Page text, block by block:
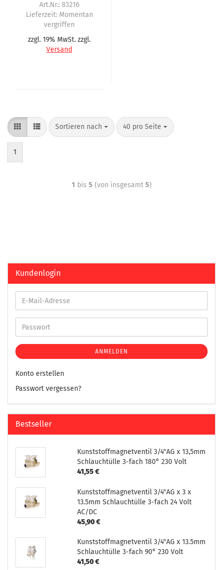
Art.Nr.: 83216
Lieferzeit: Momentan
vergriffen
zzgl. 19% MwSt. zzgl.
Versand
Sortieren nach 40 pro Seite
1
1 bis 5 (von insgesamt 5)
Kundenlogin
ANMELDEN
Konto erstellen
Passwort vergessen?
Bestseller
Kunststoffmagnetventil 3/4"AG x 13,5mm
Schlauchtülle 3-fach 180° 230 Volt
41,55 €
Kunststoffmagnetventil 3/4"AG x 3 x
13.5mm Schlauchtülle 3-fach 24 Volt
AC/DC
45,90 €
Kunststoffmagnetventil 3/4"AG x 13.5mm
Schlauchtülle 3-fach 90° 230 Volt
41,50 €